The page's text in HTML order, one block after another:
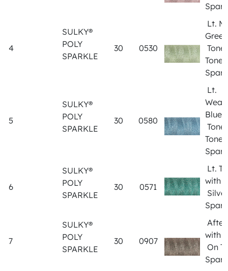
4
SULKY®
POLY
SPARKLE
30 0530
Lt.
Tone
Tone
5
SULKY®
POLY
SPARKLE
30 0580
Lt.
Blue
Tone
Tone
6
SULKY®
POLY
SPARKLE
30 0571
Lt.
with
Silver
7
SULKY®
POLY
SPARKLE
30 0907
with
On